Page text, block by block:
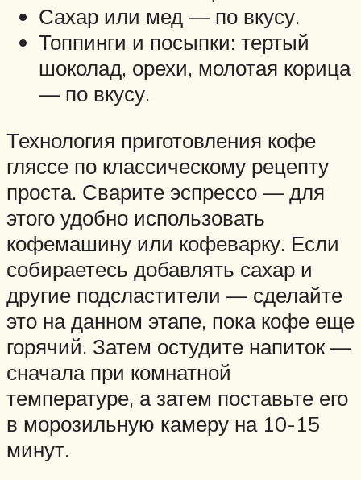
Сахар или мед — по вкусу.
Топпинги и посыпки: тертый
шоколад, орехи, молотая корица
— по вкусу.
Технология приготовления кофе
гляссе по классическому рецепту
проста. Сварите эспрессо — для
этого удобно использовать
кофемашину или кофеварку. Если
собираетесь добавлять сахар и
другие подсластители — сделайте
это на данном этапе, пока кофе еще
горячий. Затем остудите напиток —
сначала при комнатной
температуре, а затем поставьте его
в морозильную камеру на 10-15
минут.